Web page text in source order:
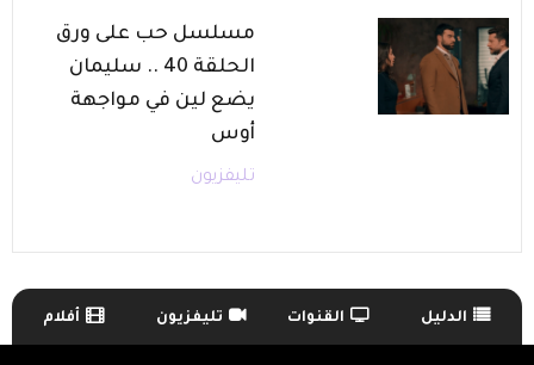
مسلسل حب على ورق
الحلقة 40 .. سليمان
يضع لين في مواجهة
أوس
تليفزيون
TV Guide Menu الدليل القنوات تليفزيون أفلام